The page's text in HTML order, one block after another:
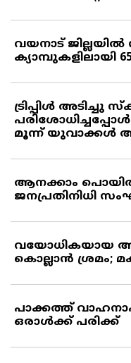
വയനാട്
ട്രിപ്പിള്‍ അടിച്ചു
മൂന്ന് യുവാക്കള്‍
ആനക്കാം
ജനപ്രതിനിധി
വയോധികയായ
കൊല്ലാന്‍ ശ്രമം;
പാക്കത്ത്
ഒരാള്‍ക്ക് പരിക്ക്